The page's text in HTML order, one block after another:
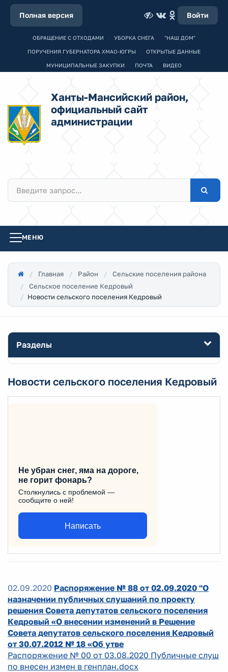
Полная версия Войти
ОБРАЩЕНИЕ С ОТХОДАМИ УБОРКА СНЕГА "НАШ ДОМ"
ПОРУЧЕНИЯ ГУБЕРНАТОРА ХМАО-ЮГРЫ ОТКРЫТЫЕ ДАННЫЕ
МУНИЦИПАЛЬНЫЕ ЗАКУПКИ ПОЧТА ВИДЕО
Ханты-Мансийский район,
официальный сайт
администрации
МЕНЮ
Главная Район
Сельские поселения района
Сельское поселение Кедровый
Новости сельского поселения Кедровый
Разделы
Новости сельского поселения Кедровый
Не убран снег, яма на дороге,
не горит фонарь?
Столкнулись с проблемой —
сообщите о ней!
Написать
02.09.2020 Распоряжение № 88 от 02.09.2020 "О
назначении публичных слушаний по проекту
решения Совета депутатов сельского поселения
Кедровый «О внесении изменений в Решение
Совета депутатов сельского поселения Кедровый
от 30.07.2012 № 18 «Об утве
Распоряжение № 00 от 03.08.2020 Публичные слуш
по внесен измен в генплан.docx